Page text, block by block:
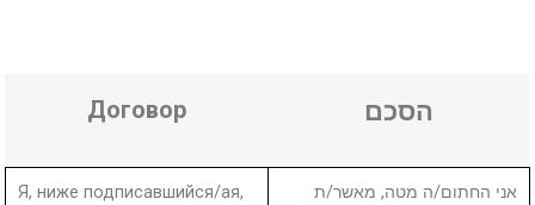
Договор הסכם
Я, ниже подписавшийся/ая,
אני החתום/ה מטה, מאשר/ת